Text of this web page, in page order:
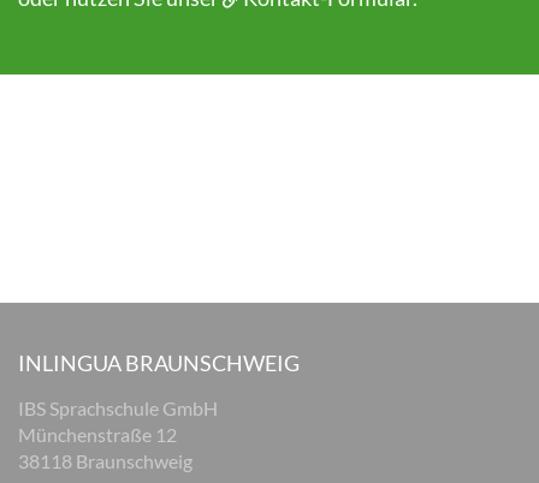
INLINGUA BRAUNSCHWEIG
IBS Sprachschule GmbH
Münchenstraße 12
38118 Braunschweig